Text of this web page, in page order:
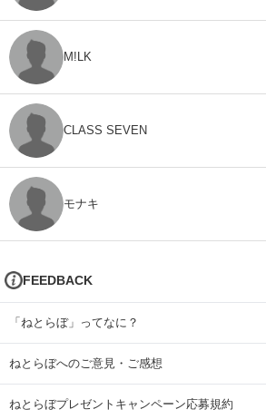
M!LK
CLASS SEVEN
モナキ
FEEDBACK
「ねとらぼ」ってなに？
ねとらぼへのご意見・ご感想
ねとらぼプレゼントキャンペーン応募規約